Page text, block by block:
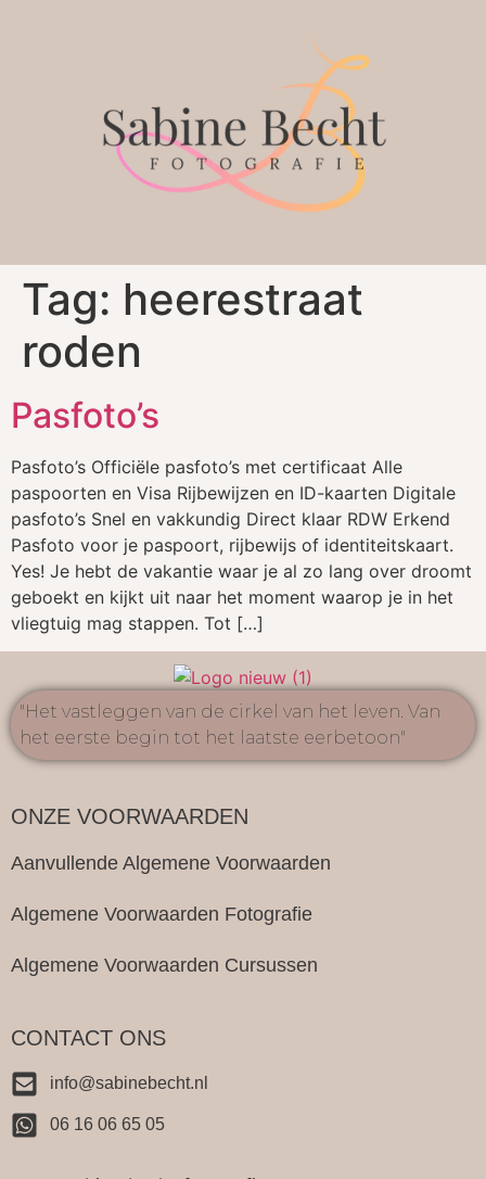
Tag: heerestraat
roden
Pasfoto’s
Pasfoto’s Officiële pasfoto’s met certificaat Alle
paspoorten en Visa Rijbewijzen en ID-kaarten Digitale
pasfoto’s Snel en vakkundig Direct klaar RDW Erkend
Pasfoto voor je paspoort, rijbewijs of identiteitskaart.
Yes! Je hebt de vakantie waar je al zo lang over droomt
geboekt en kijkt uit naar het moment waarop je in het
vliegtuig mag stappen. Tot […]
"Het vastleggen van de cirkel van het leven. Van
het eerste begin tot het laatste eerbetoon"
ONZE VOORWAARDEN
Aanvullende Algemene Voorwaarden
Algemene Voorwaarden Fotografie
Algemene Voorwaarden Cursussen
CONTACT ONS
info@sabinebecht.nl
06 16 06 65 05